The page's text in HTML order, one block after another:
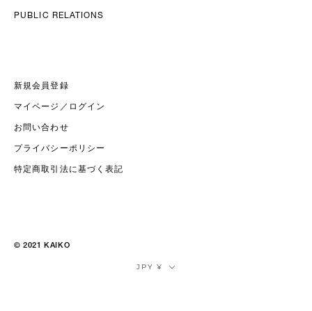
PUBLIC RELATIONS
新規会員登録
マイページ／ログイン
お問い合わせ
プライバシーポリシー
特定商取引法に基づく表記
© 2021 KAIKO
通
JPY ¥